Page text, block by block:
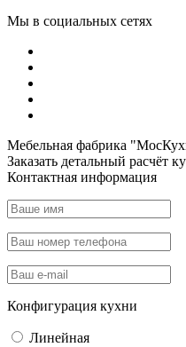
Мы в социальных сетях
Мебельная фабрика
Заказать детальный расчёт
Контактная информация
Конфигурация кухни
Линейная